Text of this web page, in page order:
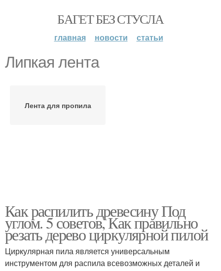
БАГЕТ БЕЗ СТУСЛА
главная новости статьи
Липкая лента
Лента для пропила
Как распилить древесину Под
углом. 5 советов, Как правильно
резать дерево циркулярной пилой
Циркулярная пила является универсальным
инструментом для распила всевозможных деталей и